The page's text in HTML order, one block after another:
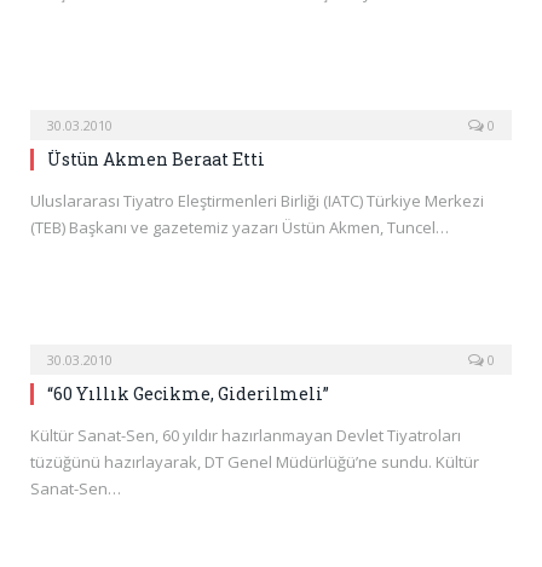
30.03.2010 0
Üstün Akmen Beraat Etti
Uluslararası Tiyatro Eleştirmenleri Birliği (IATC) Türkiye Merkezi
(TEB) Başkanı ve gazetemiz yazarı Üstün Akmen, Tuncel…
30.03.2010 0
“60 Yıllık Gecikme, Giderilmeli”
Kültür Sanat-Sen, 60 yıldır hazırlanmayan Devlet Tiyatroları
tüzüğünü hazırlayarak, DT Genel Müdürlüğü’ne sundu. Kültür
Sanat-Sen…